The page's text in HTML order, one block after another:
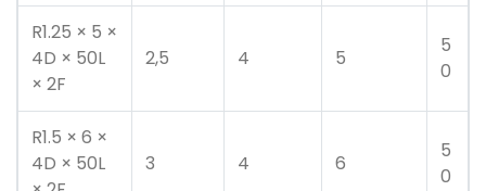
R1.25 × 5 ×
4D × 50L
× 2F
2,5 4 5
5
0
R1.5 × 6 ×
4D × 50L
3 4 6
5
0